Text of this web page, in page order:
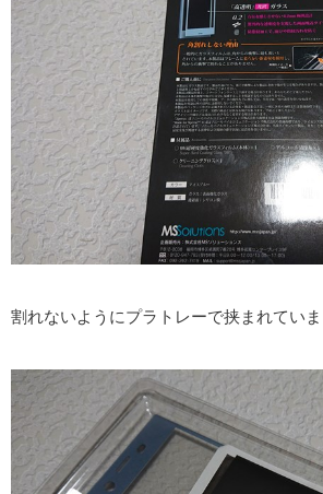
割れないようにプラトレーで挟まれていま